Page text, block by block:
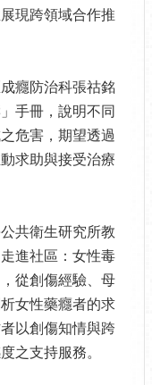
現跨領域合作推
癮防治科張祜銘
手冊，說明不同
危害，期望透過
求助與接受治療
共衛生研究所教
進社區：女性毒
從創傷經驗、母
女性藥癮者的求
以創傷知情與跨
之支持服務。